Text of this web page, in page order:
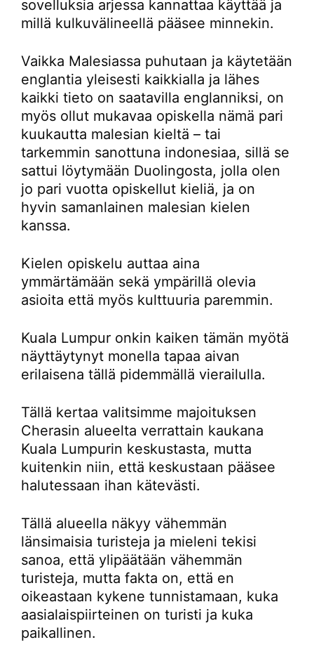
sovelluksia arjessa kannattaa käyttää ja
millä kulkuvälineellä pääsee minnekin.
Vaikka Malesiassa puhutaan ja käytetään
englantia yleisesti kaikkialla ja lähes
kaikki tieto on saatavilla englanniksi, on
myös ollut mukavaa opiskella nämä pari
kuukautta malesian kieltä – tai
tarkemmin sanottuna indonesiaa, sillä se
sattui löytymään Duolingosta, jolla olen
jo pari vuotta opiskellut kieliä, ja on
hyvin samanlainen malesian kielen
kanssa.
Kielen opiskelu auttaa aina
ymmärtämään sekä ympärillä olevia
asioita että myös kulttuuria paremmin.
Kuala Lumpur onkin kaiken tämän myötä
näyttäytynyt monella tapaa aivan
erilaisena tällä pidemmällä vierailulla.
Tällä kertaa valitsimme majoituksen
Cherasin alueelta verrattain kaukana
Kuala Lumpurin keskustasta, mutta
kuitenkin niin, että keskustaan pääsee
halutessaan ihan kätevästi.
Tällä alueella näkyy vähemmän
länsimaisia turisteja ja mieleni tekisi
sanoa, että ylipäätään vähemmän
turisteja, mutta fakta on, että en
oikeastaan kykene tunnistamaan, kuka
aasialaispiirteinen on turisti ja kuka
paikallinen.